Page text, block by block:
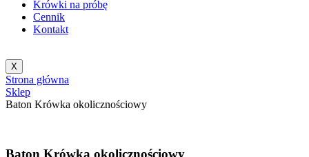
Krówki na próbę
Cennik
Kontakt
X
Strona główna
Sklep
Baton Krówka okolicznościowy